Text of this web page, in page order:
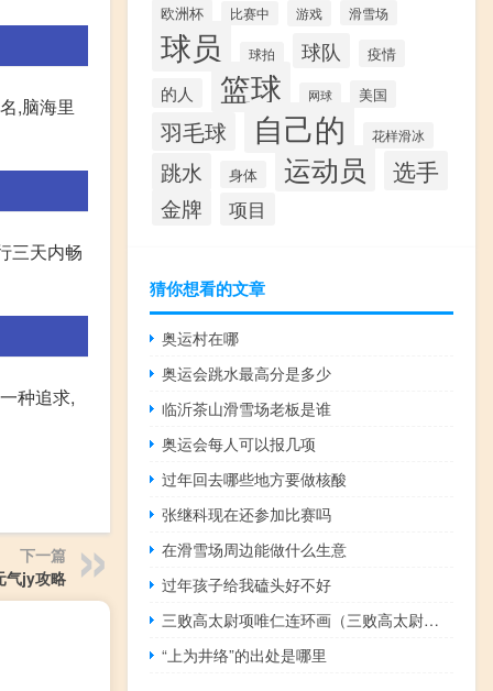
,脑海里
三天内畅
种追求,
下一篇
气jy攻略
欧洲杯 比赛中 游戏 滑雪场
球员 球拍 球队 疫情
的人 篮球 网球 美国
羽毛球 自己的 花样滑冰
跳水 身体 运动员 选手
金牌 项目
猜你想看的文章
奥运村在哪
奥运会跳水最高分是多少
临沂茶山滑雪场老板是谁
奥运会每人可以报几项
过年回去哪些地方要做核酸
张继科现在还参加比赛吗
在滑雪场周边能做什么生意
过年孩子给我磕头好不好
三败高太尉项唯仁连环画（三败高太尉是谁）
“上为井络”的出处是哪里